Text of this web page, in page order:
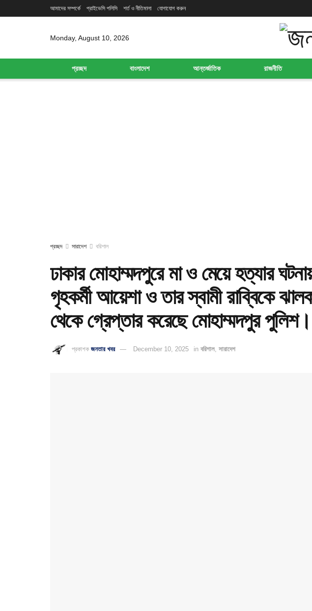
আমাদের সম্পর্কে প্রাইভেসি পলিসি শর্ত ও নীতিমালা যোগাযোগ করুন
Monday, August 10, 2026
প্রচ্ছদ বাংলাদেশ আন্তর্জাতিক রাজনীতি
প্রচ্ছদ সারাদেশ বরিশাল
ঢাকার মোহাম্মদপুরে মা ও মেয়ে হত্যার
গৃহকর্মী আয়েশা ও তার স্বামী রাব্বিকে
থেকে গ্রেপ্তার করেছে মোহাম্মদপুর পুলিশ।
প্রকাশক জনতার খবর December 10, 2025 in বরিশাল সারাদেশ